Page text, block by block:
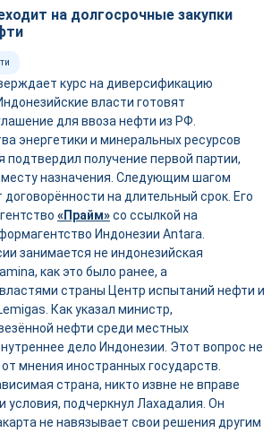
на долгосрочные закупки
курс на диверсификацию
власти готовят
для ввоза нефти из РФ.
энергетики и минеральных ресурсов
подтвердил получение первой партии,
месту назначения. Следующим шагом
на длительный срок. Его
«Прайм»со ссылкой на
Индонезии Antara.
занимается не индонезийская
как это было ранее, а
страны Центр испытаний нефти и
Как указал министр,
нефти среди местных
дело Индонезии. Этот вопрос не
мнения иностранных государств.
страна, никто извне не вправе
условия, подчеркнул Лахадалия. Он
не навязывает свои решения другим